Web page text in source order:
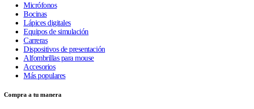
Micrófonos
Bocinas
Lápices digitales
Equipos de simulación
Carreras
Dispositivos de presentación
Alfombrillas para mouse
Accesorios
Más populares
Compra a tu manera